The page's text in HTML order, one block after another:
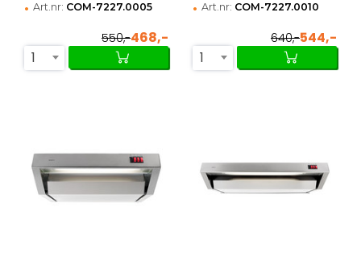
• Art.nr: COM-7227.0005
550,-468,-
1
• Art.nr: COM-7227.0010
640,-544,-
1